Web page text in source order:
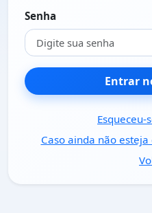
Senha
Entrar
Esqueceu-
Caso ainda não